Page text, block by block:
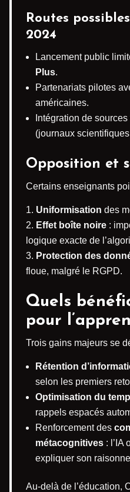
Routes
2024
Lancement public
Plus.
Partenariats pilotes
américaines.
Intégration de
(journaux
Opposition et
Certains enseignants
Uniformisation des
Effet boîte noire :
logique exacte de
Protection des
floue, malgré le RGPD.
Quels
pour
Trois gains majeurs se
Rétention
selon les premiers
Optimisation du
rappels espacés
Renforcement des
métacognitives : l’IA
expliquer son
Au-delà de l’éducation,